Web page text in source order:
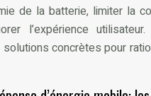
de la batterie, limiter la
l’expérience
concrètes pour